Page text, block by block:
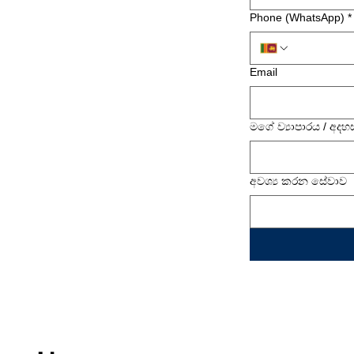
Phone (WhatsApp) *
Email
මගේ ව්‍යාපාරය /
අවශ්‍ය කරන සේවාව